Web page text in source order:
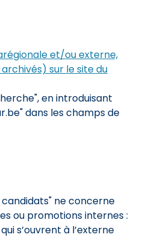
et/ou externe,
sur le site du
en introduisant
dans les champs de
ne concerne
ou promotions internes :
s’ouvrent à l’externe